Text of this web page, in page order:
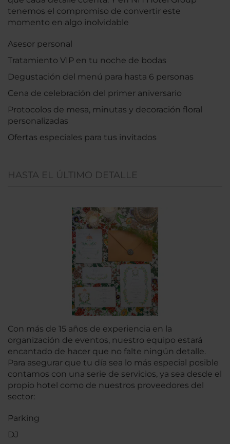
tenemos el compromiso de convertir este
momento en algo inolvidable
Asesor personal
Tratamiento VIP en tu noche de bodas
Degustación del menú para hasta 6 personas
Cena de celebración del primer aniversario
Protocolos de mesa, minutas y decoración floral
personalizadas
Ofertas especiales para tus invitados
HASTA EL ÚLTIMO DETALLE
Con más de 15 años de experiencia en la
organización de eventos, nuestro equipo estará
encantado de hacer que no falte ningún detalle.
Para asegurar que tu día sea lo más especial posible
contamos con una serie de servicios, ya sea desde el
propio hotel como de nuestros proveedores del
sector:
Parking
DJ